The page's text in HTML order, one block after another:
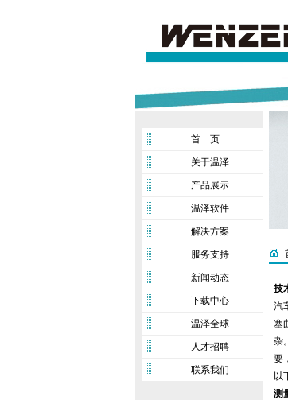
首 页
关于温泽
产品展示
温泽软件
解决方案
服务支持
新闻动态
下载中心
温泽全球
人才招聘
联系我们
技
汽
塞
杂
要
以
测